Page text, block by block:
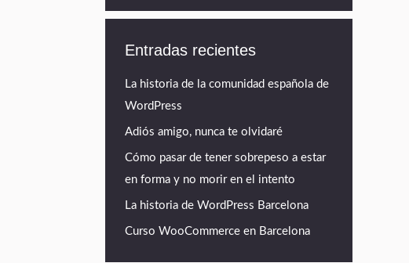
Entradas recientes
La historia de la comunidad española de
WordPress
Adiós amigo, nunca te olvidaré
Cómo pasar de tener sobrepeso a estar
en forma y no morir en el intento
La historia de WordPress Barcelona
Curso WooCommerce en Barcelona